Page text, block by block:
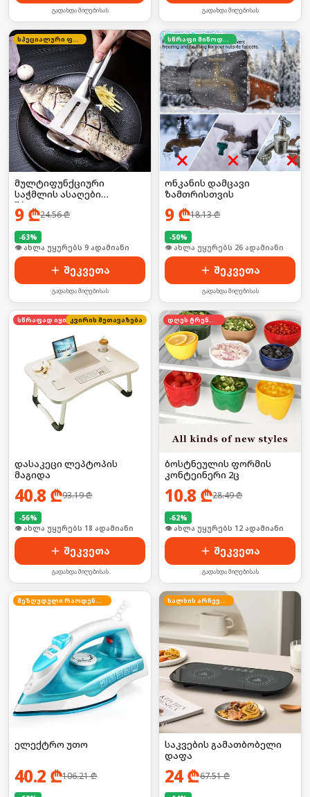
გადახდა მიღებისას გადახდა მიღებისას
მულტიფუნქციური
საჭმლის ასაღები
შპატელი
9 ₾24.56₾
-63%
🛒 ბოლო 24სთ-ში იყიდა 16-მა
შეკვეთა
გადახდა მიღებისას
ონკანის დამცავი
ზამთრისთვის
9 ₾18.13₾
-50%
🛒 ბოლო 24სთ-ში იყიდა 35-მა
შეკვეთა
გადახდა მიღებისას
სწრაფად იყიდება
კვირის შეთავაზება
დასაკეცი ლეპტოპის
მაგიდა
40.8 ₾93.19₾
-56%
🛒 ბოლო 24სთ-ში იყიდა 28-მა
შეკვეთა
გადახდა მიღებისას
ბოსტნეულის ფორმის
კონტეინერი 2ც
10.8 ₾28.49₾
-62%
🛒 ბოლო 24სთ-ში იყიდა 20-მა
შეკვეთა
გადახდა მიღებისას
ელექტრო უთო
40.2 ₾106.21₾
საკვების გამათბობელი
დაფა
24₾67.51₾